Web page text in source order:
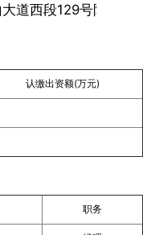
道西段129号附221号
认缴出资额(万元)
职务